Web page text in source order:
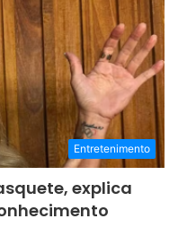
Entretenimento
explica